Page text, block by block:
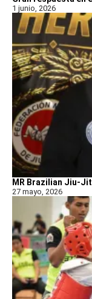
1 junio, 2026
MR Brazilian Jiu-
27 mayo, 2026